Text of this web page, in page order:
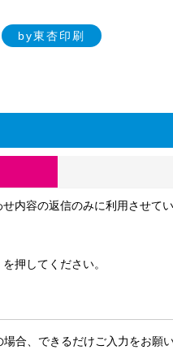
by東杏印刷
内容の返信のみに利用させてい
押してください。
合、できるだけご入力をお願い